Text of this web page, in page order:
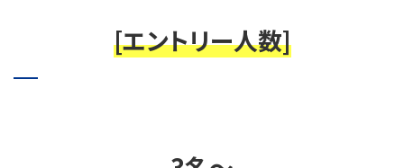
[エントリー人数]